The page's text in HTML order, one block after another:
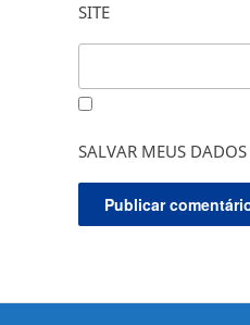
SITE
SALVAR MEUS